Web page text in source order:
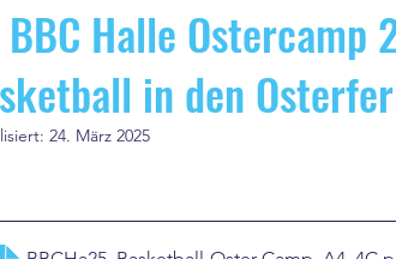
Halle Ostercamp
in den
24. März 2025